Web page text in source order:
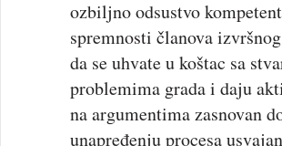
ozbiljno odsustvo
spremnosti članova
da se uhvate u koštac sa
problemima grada i daju
na argumentima zasnovan
unapređenju procesa